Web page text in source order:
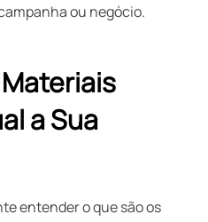
ou negócio.
a Sua
entender o que são os